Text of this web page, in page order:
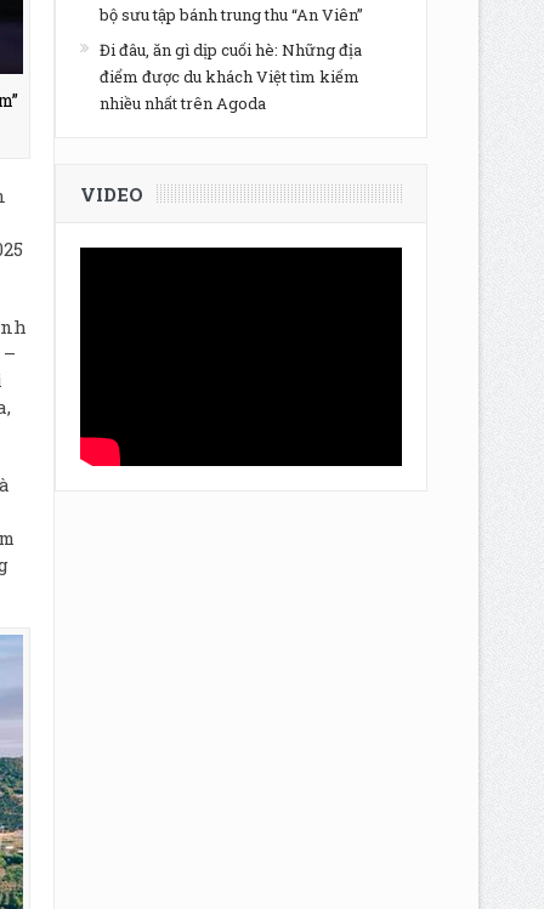
bộ sưu tập bánh trung thu “An Viên”
Đi đâu, ăn gì dịp cuối hè: Những địa
điểm được du khách Việt tìm kiếm
nhiều nhất trên Agoda
VIDEO